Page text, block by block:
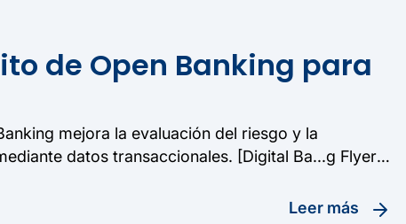
de Open Banking para
mejora la evaluación del riesgo y la
datos transaccionales. [Digital Ba...g Flyer
leer más